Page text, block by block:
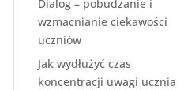
Dialog – pobudzanie i
wzmacnianie ciekawości
uczniów
Jak wydłużyć czas
koncentracji uwagi ucznia